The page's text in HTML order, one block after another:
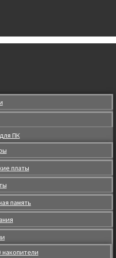
ПК
платы
память
накопители